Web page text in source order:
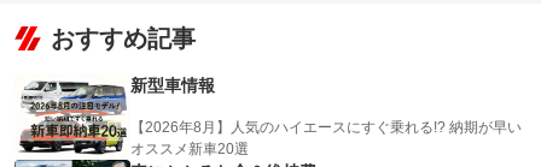
おすすめ記事
新型車情報
【2026年8月】人気のハイエースにすぐ乗れる!? 納期が早い
オススメ新車20選